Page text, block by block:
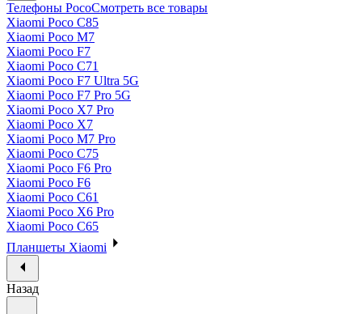
Телефоны PocoСмотреть все товары
Xiaomi Poco C85
Xiaomi Poco M7
Xiaomi Poco F7
Xiaomi Poco C71
Xiaomi Poco F7 Ultra 5G
Xiaomi Poco F7 Pro 5G
Xiaomi Poco X7 Pro
Xiaomi Poco X7
Xiaomi Poco M7 Pro
Xiaomi Poco C75
Xiaomi Poco F6 Pro
Xiaomi Poco F6
Xiaomi Poco C61
Xiaomi Poco X6 Pro
Xiaomi Poco C65
Планшеты Xiaomi
Назад